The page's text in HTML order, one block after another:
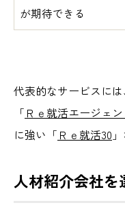
が期待できる
代表的なサービスに
「 Ｒｅ就活エージェン
に強い「 Ｒｅ就活30
人材紹介会社